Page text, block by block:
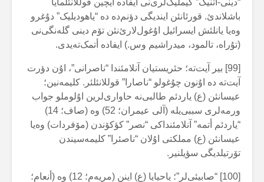
“دینی-أتنیک” کیملیک‌لری‌نی ایفادە ایچین قوللانئلمایا
باشلاندئ. قورئانئن ایندیگی دؤنم‌دە دە “یاهودیلیک” دۇغرو
وەیا یانلئش ایسرائیل اۇغول‌لارئ‌نئن تۆم دینی گلەنگی‌نی
(تۇراە، تالمود، میدراشیم وس.) ایفادە أتمک‌تەیدی.
[99] بیر آیت‌تە؛ حئریستیان آنلامئندا “ناصرانی”، اۇن دؤرت
آیت‌تە دە اۇنون چۇغولو “ناصارا” قوللانئلئر. کلیمەنین؛
عیسانئن (ع) یاردئم طالبی‌نە حاواری‌لرین اۇلوملو جواب
ورمەلری سببی‌یلە (آلی عیمران؛ 52) وە (صاف؛ 14)
“یاردئم أتمە” آنلامئنداکی “نصر” کؤکۆندن (مۆفردات) وەیا
عیسانئن (ع) مملکتی اۇلان “ناصئرا” کلیمەسیندن
تۆرتیلدیگی سؤیلنیر.
[100] “صابیئی‌لر”؛ یاحیایا (ع) اینن (مریەم؛ 12) وە (أنعام؛